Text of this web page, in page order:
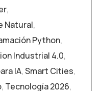
,
Natural,
Python,
Industrial 4.0,
IA,Smart Cities,
, Tecnología 2026,